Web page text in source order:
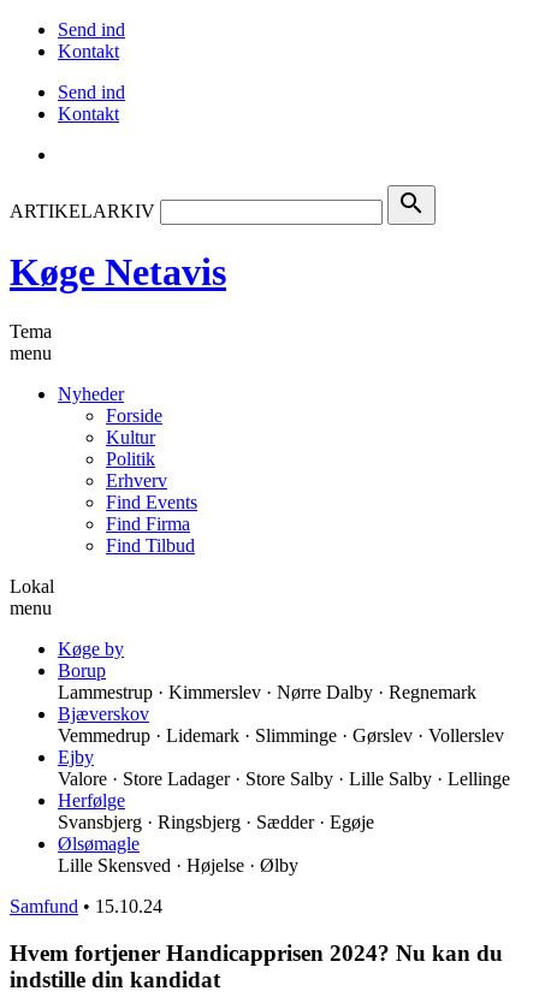
Send ind
Kontakt
Send ind
Kontakt
ARTIKELARKIV search
Køge Netavis
Tema
menu
Nyheder
Forside
Kultur
Politik
Erhverv
Find Events
Find Firma
Find Tilbud
Lokal
menu
Køge by
Borup
Lammestrup · Kimmerslev · Nørre Dalby · Regnemark
Bjæverskov
Vemmedrup · Lidemark · Slimminge · Gørslev · Vollerslev
Ejby
Valore · Store Ladager · Store Salby · Lille Salby · Lellinge
Herfølge
Svansbjerg · Ringsbjerg · Sædder · Egøje
Ølsømagle
Lille Skensved · Højelse · Ølby
Samfund • 15.10.24
Hvem fortjener Handicapprisen 2024? Nu kan du
indstille din kandidat